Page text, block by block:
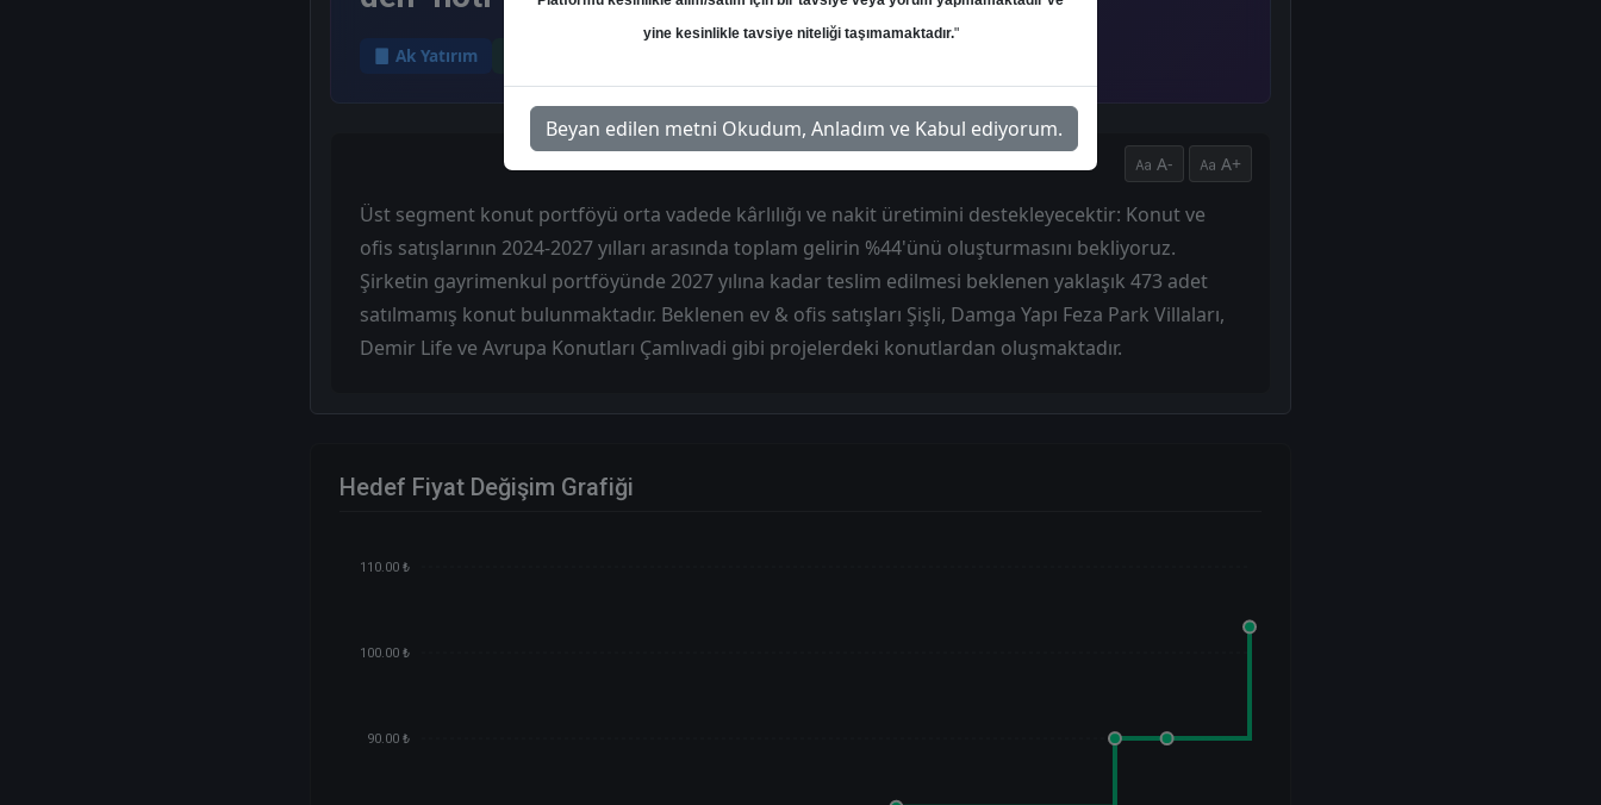
Ak Yatırım
A- A+
Üst segment konut portföyü orta vadede kârlılığı ve nakit üretimini destekleyecektir: Konut ve
ofis satışlarının 2024-2027 yılları arasında toplam gelirin %44'ünü oluşturmasını bekliyoruz.
Şirketin gayrimenkul portföyünde 2027 yılına kadar teslim edilmesi beklenen yaklaşık 473 adet
satılmamış konut bulunmaktadır. Beklenen ev & ofis satışları Şişli, Damga Yapı Feza Park Villaları,
Demir Life ve Avrupa Konutları Çamlıvadi gibi projelerdeki konutlardan oluşmaktadır.
Hedef Fiyat Değişim Grafiği
110.00 ₺
100.00 ₺
90.00 ₺
yine kesinlikle tavsiye niteliği taşımamaktadır."
Beyan edilen metni Okudum, Anladım ve Kabul ediyorum.